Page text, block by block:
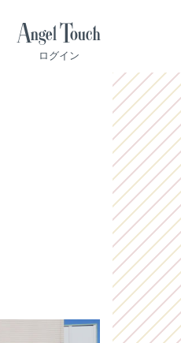
Angel Touch
ログイン